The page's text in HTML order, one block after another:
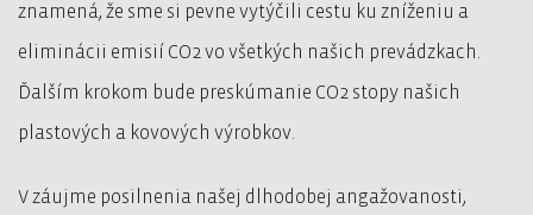
znamená, že sme si pevne vytýčili cestu ku zníženiu a
eliminácii emisií CO2 vo všetkých našich prevádzkach.
Ďalším krokom bude preskúmanie CO2 stopy našich
plastových a kovových výrobkov.
V záujme posilnenia našej dlhodobej angažovanosti,